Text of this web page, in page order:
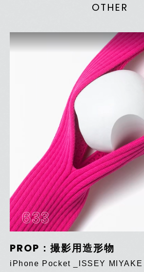
OTHER
633
PROP：撮影用造形物
iPhone Pocket _ISSEY MIYAKE